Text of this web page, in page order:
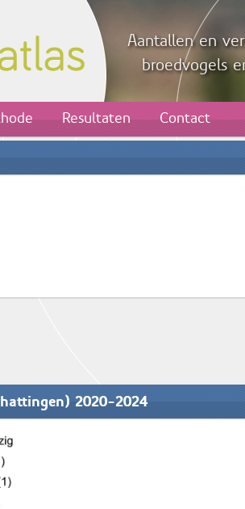
Aantallen en
broedvogels
Resultaten Contact
2020-2024